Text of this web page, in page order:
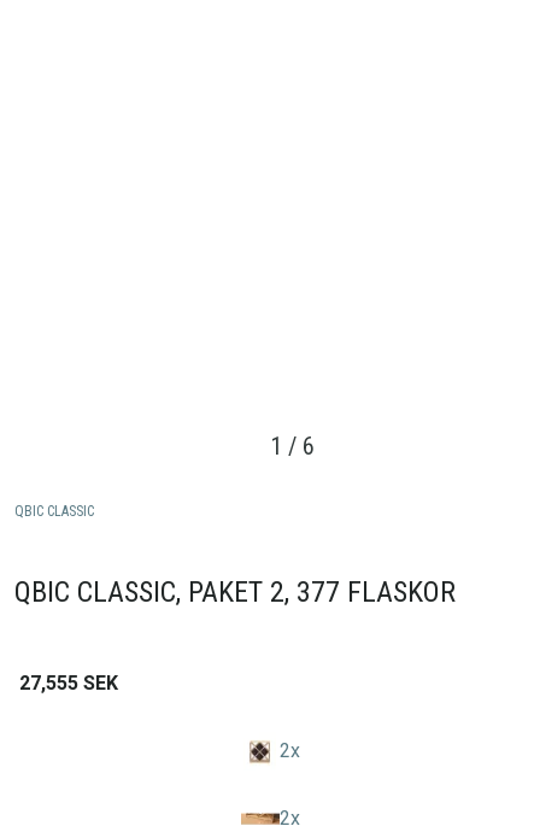
1 / 6
QBIC CLASSIC
QBIC CLASSIC, PAKET 2, 377 FLASKOR
27,555 SEK
2x
2x